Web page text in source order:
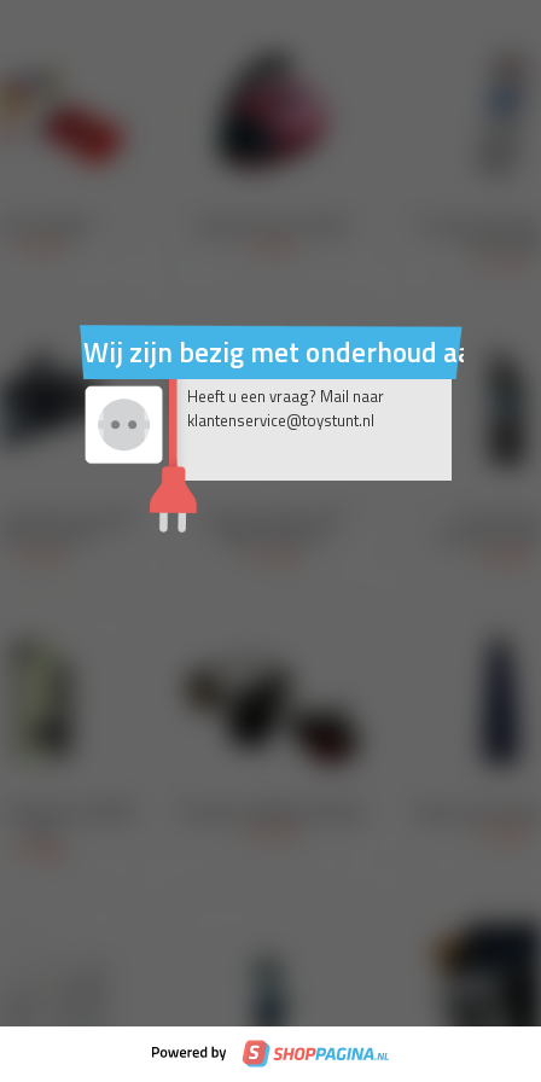
Wij zijn bezig met onderhoud aan
Heeft u een vraag? Mail naar
klantenservice@toystunt.nl